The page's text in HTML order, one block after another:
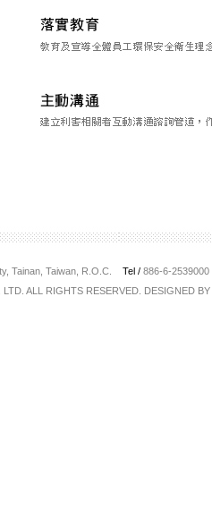
Tainan, Taiwan, R.O.C. Tel / 886-6-
ALL RIGHTS RESERVED. DESIGNED BY